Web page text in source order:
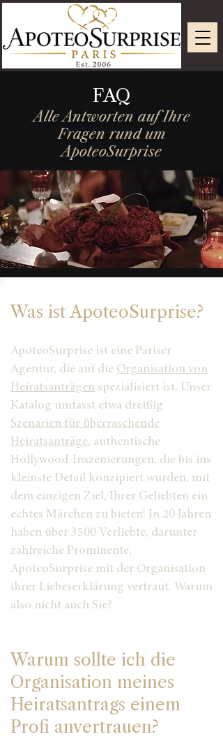
FAQ
Alle Antworten auf Ihre
Fragen rund um
ApoteoSurprise
Was ist ApoteoSurprise?
ApoteoSurprise ist eine Pariser
Agentur, die auf die Organisation von
Heiratsanträgen spezialisiert ist. Unser
Katalog umfasst etwa dreißig
Szenarien für überraschende
Heiratsanträge, authentische
Hollywood-Inszenierungen, die bis ins
kleinste Detail konzipiert wurden, mit
dem einzigen Ziel, Ihrer Geliebten ein
echtes Märchen zu bieten! In 20 Jahren
haben über 3500 Verliebte, darunter
zahlreiche Prominente,
ApoteoSurprise mit der Organisation
ihrer Liebeserklärung vertraut. Warum
also nicht auch Sie?
Warum sollte ich die
Organisation meines
Heiratsantrags einem
Profi anvertrauen?